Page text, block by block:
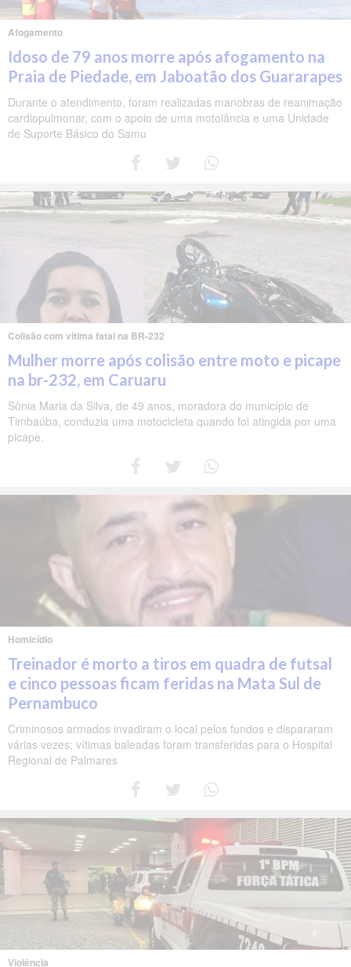
Afogamento
Idoso de 79 anos morre após afogamento na
Praia de Piedade, em Jaboatão dos Guararapes
Durante o atendimento, foram realizadas manobras de reanimação
cardiopulmonar, com o apoio de uma motolância e uma Unidade
de Suporte Básico do Samu
Colisão com vítima fatal na BR-232
Mulher morre após colisão entre moto e picape
na br-232, em Caruaru
Sônia Maria da Silva, de 49 anos, moradora do município de
Timbaúba, conduzia uma motocicleta quando foi atingida por uma
picape.
Homicídio
Treinador é morto a tiros em quadra de futsal
e cinco pessoas ficam feridas na Mata Sul de
Pernambuco
Criminosos armados invadiram o local pelos fundos e dispararam
várias vezes; vítimas baleadas foram transferidas para o Hospital
Regional de Palmares
Violência